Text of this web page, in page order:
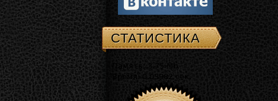
СТАТИСТИКА
Память: 3.75 Mb
Время: 0.03982 сек.